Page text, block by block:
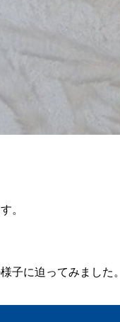
。
子に迫ってみました。